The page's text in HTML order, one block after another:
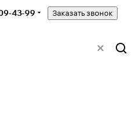
43-99 Заказать звонок